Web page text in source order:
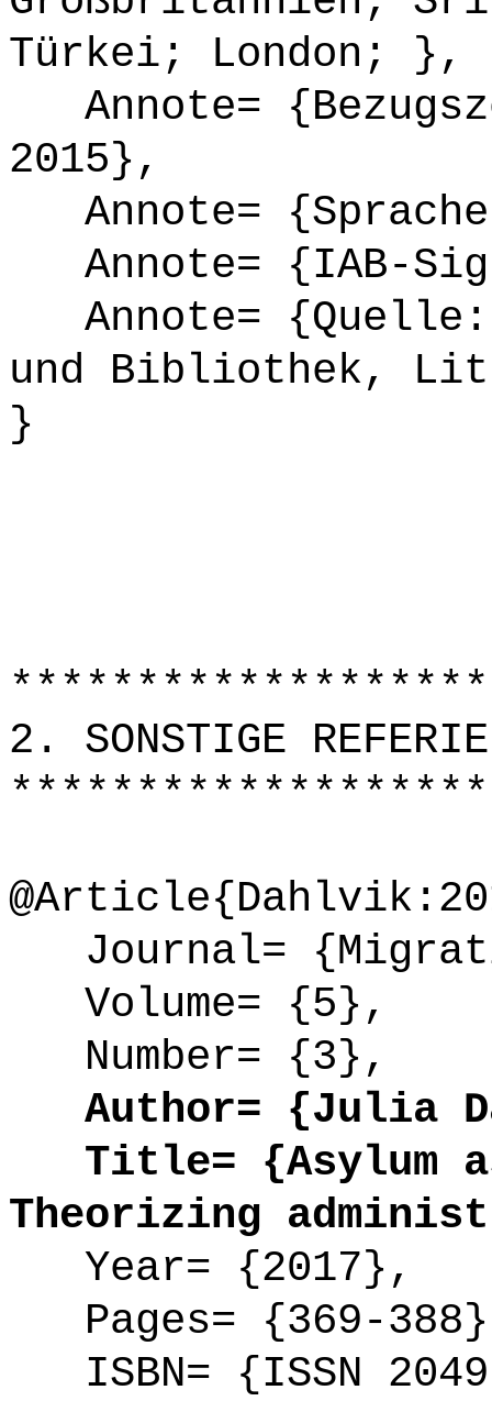
Türkei; London; },
Annote=
2015},
Annote=
Annote= {IAB-
Annote= {Quelle:
und Bibliothek,
}
2. SONSTIGE
Journal=
Volume= {5},
Number= {3},
Author= {Julia
Title= {Asylum
Theorizing
Year= {2017},
Pages= {369-
ISBN= {ISSN